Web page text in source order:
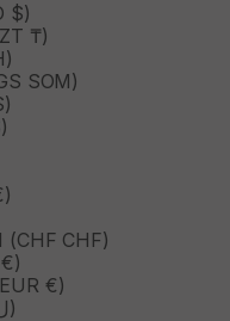
$)
₸)
SOM)
(CHF CHF)
€)
LÍBANO (LBP ل.ل)